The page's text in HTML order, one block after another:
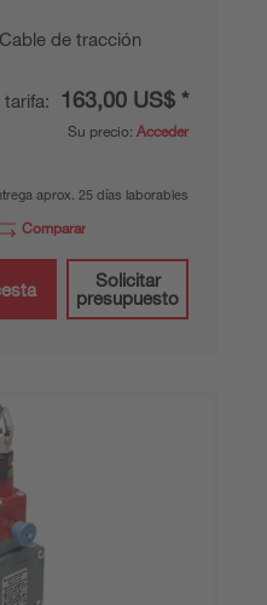
Cable de tracción
163,00 US$ *
Su precio: Acceder
aprox. 25 días laborables
Comparar
Solicitar
presupuesto